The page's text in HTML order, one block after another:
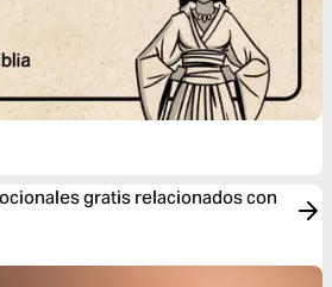
gratis relacionados con